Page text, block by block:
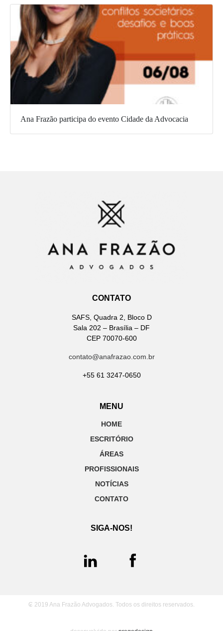
Ana Frazão participa do evento Cidade da Advocacia
CONTATO
SAFS, Quadra 2, Bloco D
Sala 202 – Brasília – DF
CEP 70070-600
contato@anafrazao.com.br
+55 61 3247-0650
MENU
HOME
ESCRITÓRIO
ÁREAS
PROFISSIONAIS
NOTÍCIAS
CONTATO
SIGA-NOS!
₢ 2019 Ana Frazão Advogados. Todos os direitos reservados.